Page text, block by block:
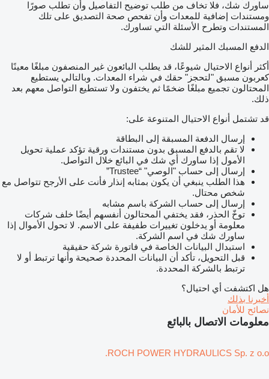
ساورك شك، فلا تخاف من طلب توضيح التفاصيل وأن تطلب صورًا
ومستندات إضافية للمعدات وأن تفحص صحة التصديق على تلك
المستندات وتطرح الأسئلة التي تساورك.
الدفع المسبك المثير للشك
أكثر أنواع الاحتيال شيوعًا، قد يطلب البائعون غير المنصفون مبلغًا معينًا
كعربون مسبق "لتحجز" حقك في شراء المعدات. وبالتالي يستطيع
المحتالون تجميع مبلغًا ضخمًا ثم يختفون ولا تستطيع التواصل معهم بعد
ذلك.
قد تشتمل أنواع الاحتيال المتنوعة على:
إرسال الدفعة المسبقة إلى البطاقة
لا تقم بالدفع المسبق بدون مستندات ورقية تؤكد عملية تحويل
الأمول إذا ساورك أي شك في البائع خلال التواصل.
إرسال إلى حساب "الوصي" “Trustee”
هذا الطلب ينبغي أن يكون بمثابه إنذار فأنت على الأرجح تتواصل مع
شخص محتال.
إرسال إلى حساب الشركة باسم مشابه
توخّ الحذر، فقد يختفي المحتالون أنفسهم أيضًا خلف شركات
معلومة أو يدخلون تغييرات طفيفة على الاسم. لا تحول الأموال إذا
ساورك شك في اسم الشركة.
استبدال البيانات الخاصة في فاتورة شركة حقيقية
قبل التحويل، تأكد أن البيانات المحددة صحيحة وأنها ترتبط أو لا
ترتبط بالشركة المحددة.
هل اكتشفت أي احتيال؟
أخبرنا بذلك
نصائح للأمان
معلومات الاتصال بالبائع
ROCH POWER HYDRAULICS Sp. z o.o.